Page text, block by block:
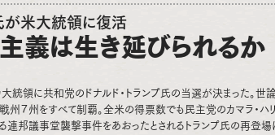
が米大統領に復活
義は生き延びられるか
統領に共和党のドナルド・トランプ氏の当選が決まった。
州７州をすべて制覇。全米の得票数でも民主党のカマラ・
連邦議事堂襲撃事件をあおったとされるトランプ氏の再登場